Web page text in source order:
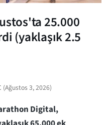
25.000
(yaklaşık 2.5
(Ağustos 3, 2026)
Digital,